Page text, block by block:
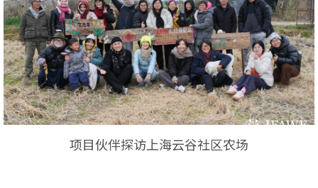
项目伙伴探访上海云谷社区农场